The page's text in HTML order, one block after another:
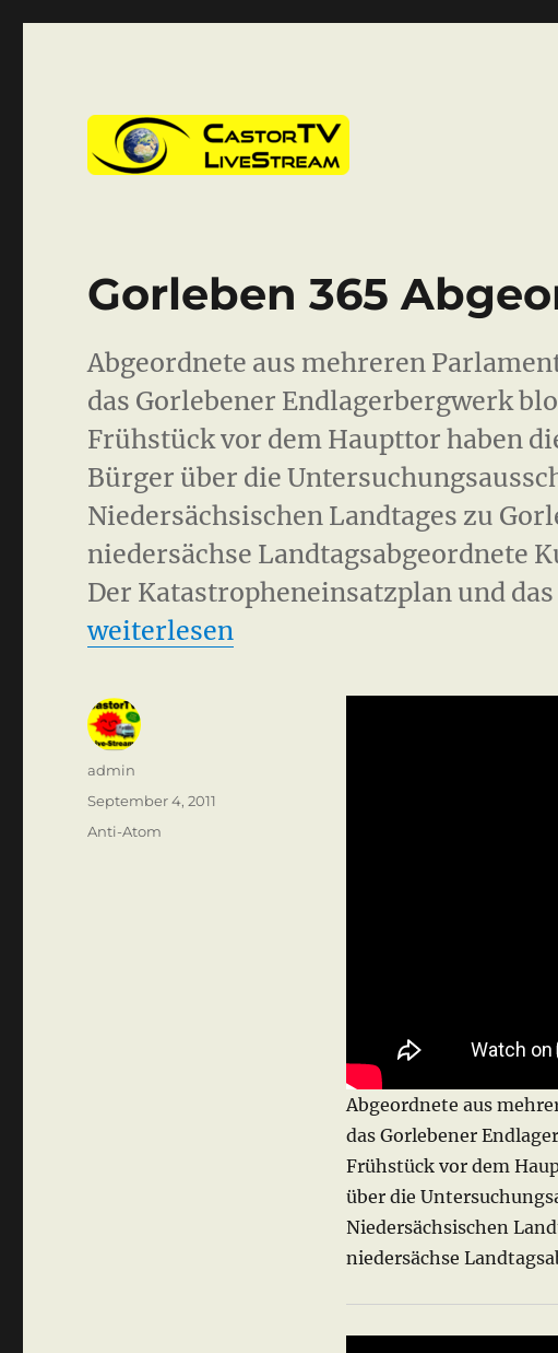
Gorleben 365
Abgeordnete aus mehreren
das Gorlebener Endlagerbergwerk
Frühstück vor dem Haupttor haben
Bürger über die
Niedersächsischen Landtages zu
niedersächse Landtagsabgeordnete
Der Katastropheneinsatzplan und
„Gorleben 365 Abgeordneten
weiterlesen
Abgeordnete aus
das Gorlebener
Frühstück vor dem
über die
Niedersächsischen
niedersächse
Autor
admin
Veröffentlicht
September 4, 2011
Kategorien
Anti-Atom